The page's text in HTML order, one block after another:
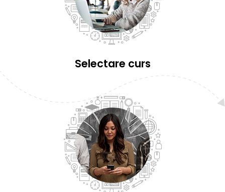
Selectare curs